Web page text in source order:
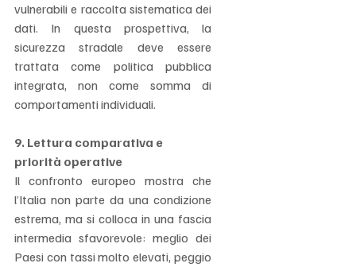
vulnerabili e raccolta sistematica dei
dati. In questa prospettiva, la
sicurezza stradale deve essere
trattata come politica pubblica
integrata, non come somma di
comportamenti individuali.
9. Lettura comparativa e
priorità operative
Il confronto europeo mostra che
l’Italia non parte da una condizione
estrema, ma si colloca in una fascia
intermedia sfavorevole: meglio dei
Paesi con tassi molto elevati, peggio